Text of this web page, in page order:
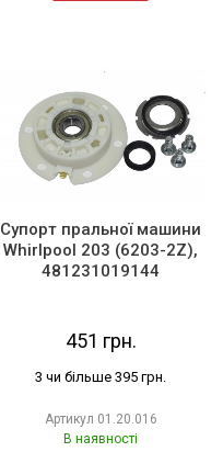
Супорт пральної машини
Whirlpool 203 (6203-2Z),
481231019144
451 грн.
3 чи більше 395 грн.
Артикул 01.20.016
В наявності